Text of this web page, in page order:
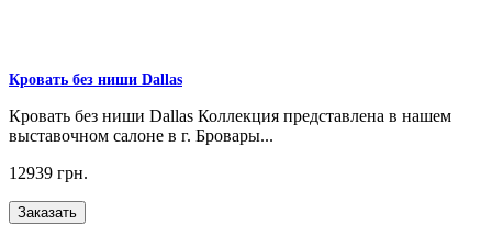
Кровать без ниши Dallas
Кровать без ниши Dallas Коллекция представлена в нашем
выставочном салоне в г. Бровары...
12939 грн.
Заказать